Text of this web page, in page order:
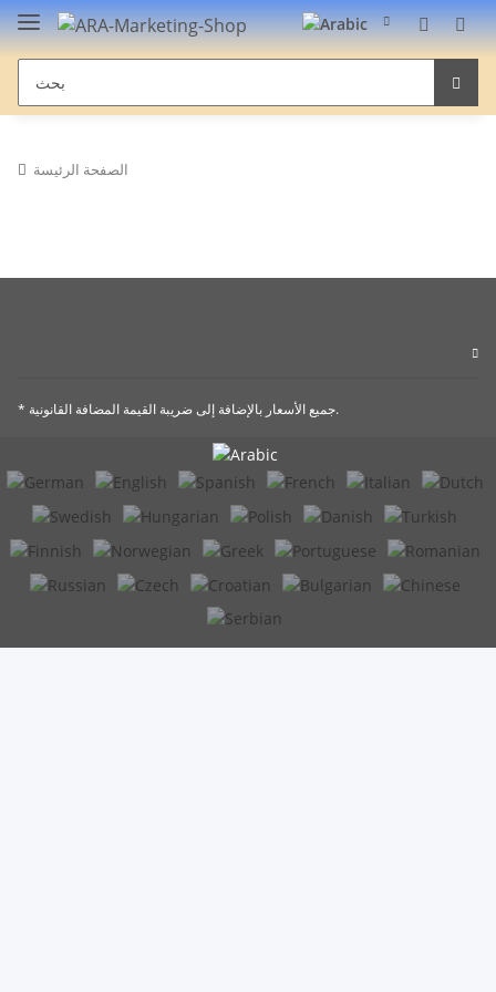
الصفحة الرئيسة
* جميع الأسعار بالإضافة إلى ضريبة القيمة المضافة القانونية.